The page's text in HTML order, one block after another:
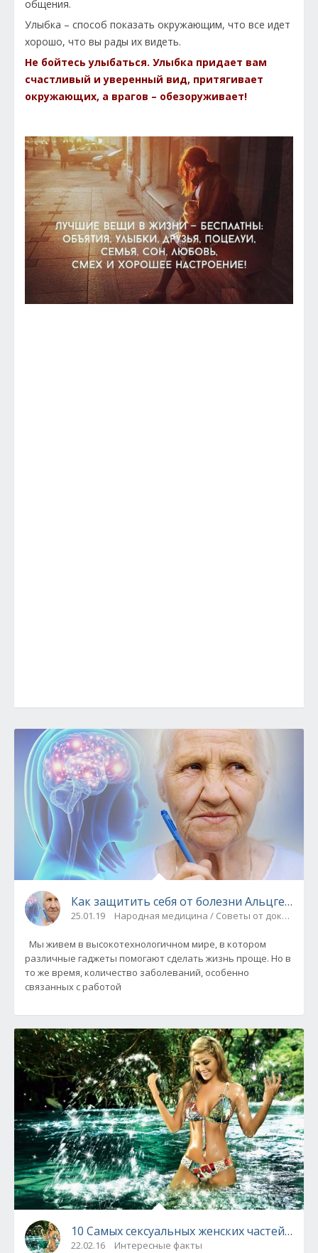
общения.
Улыбка – способ показать окружающим, что все идет
хорошо, что вы рады их видеть.
Не бойтесь улыбаться. Улыбка придает вам
счастливый и уверенный вид, притягивает
окружающих, а врагов – обезоруживает!
Как защитить себя от болезни
25.01.19 Народная медицина / Советы от доктора
Мы живем в высокотехнологичном мире, в котором
различные гаджеты помогают сделать жизнь проще. Но в
то же время, количество заболеваний, особенно
связанных с работой
10 Самых сексуальных женских частей
22.02.16 Интересные факты